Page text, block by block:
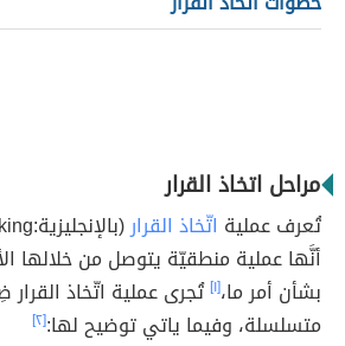
مراحل اتخاذ القرار
تُعرف عملية اتّخاذ القرار
أنَّها عملية منطقيّة يتوصل من خلالها
بشأن أمر ما،[١] تُجرى عملية اتّخاذ
متسلسلة، وفيما ياتي توضيح لها:[٢]